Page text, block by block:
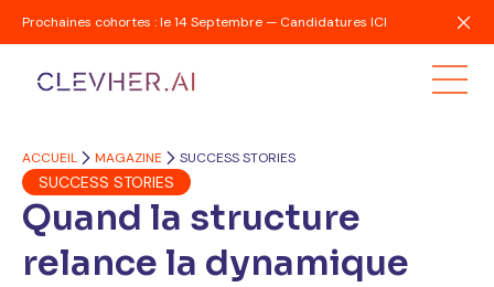
Prochaines cohortes : le 14 Septembre — Candidatures ICI
ACCUEIL MAGAZINE SUCCESS STORIES
SUCCESS STORIES
Quand la structure
relance la dynamique